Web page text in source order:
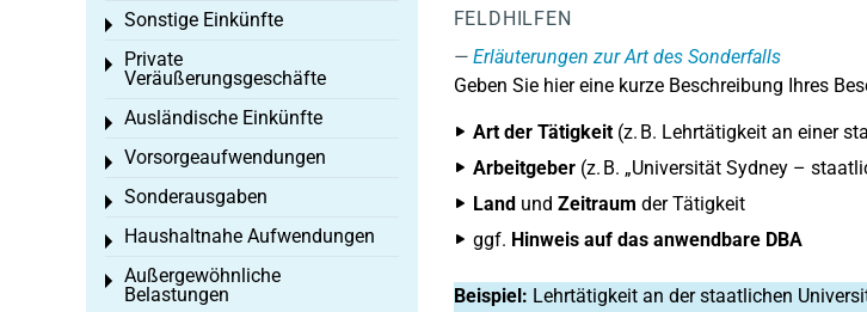
FELDHILFEN
Erläuterungen zur Art des Sonderfalls
Geben Sie hier eine kurze Beschreibung Ihres
Art der Tätigkeit(z. B. Lehrtätigkeit an einer
Arbeitgeber(z. B. „Universität Sydney –
Landund Zeitraum der Tätigkeit
ggf. Hinweis auf das anwendbare DBA
Beispiel: Lehrtätigkeit an der staatlichen
Sonstige Einkünfte
Toggle menu
Private
Veräußerungsgeschäfte
Toggle menu
Ausländische Einkünfte
Toggle menu
Vorsorgeaufwendungen
Toggle menu
Sonderausgaben
Toggle menu
Haushaltnahe Aufwendungen
Toggle menu
Außergewöhnliche
Belastungen
Toggle menu